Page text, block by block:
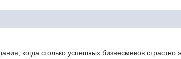
когда столько успешных бизнесменов